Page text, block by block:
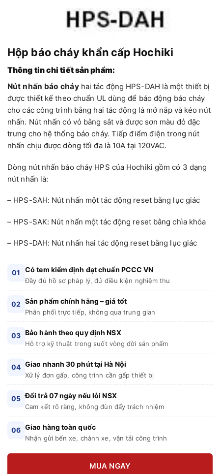
Hộp báo cháy khẩn cấp Hochiki
Thông tin chi tiết sản phẩm:
Nút nhấn báo cháyhai tác động HPS-DAH là một thiết bị
được thiết kế theo chuẩn UL dùng để báo động báo cháy
cho các công trình bằng hai tác động là mở nắp và kéo nút
nhấn. Nút nhấn có vỏ bằng sắt và được sơn màu đỏ đặc
trưng cho hệ thống báo cháy. Tiếp điểm điện trong nút
nhấn chịu được dòng tối đa là 10A tại 120VAC.
Dòng nút nhấn báo cháy HPS của Hochiki gồm có 3 dạng
nút nhấn là:
– HPS-SAH: Nút nhấn một tác động reset bằng lục giác
– HPS-SAK: Nút nhấn một tác động reset bằng chìa khóa
– HPS-DAH: Nút nhấn hai tác động reset bằng lục giác
01 Có tem kiểm định đạt chuẩn PCCC VN
Đầy đủ hồ sơ pháp lý, đủ điều kiện nghiệm thu
02 Sản phẩm chính hãng – giá tốt
Phân phối trực tiếp, không qua trung gian
03 Bảo hành theo quy định NSX
Hỗ trợ kỹ thuật trong suốt vòng đời sản phẩm
04 Giao nhanh 30 phút tại Hà Nội
Xử lý đơn gấp, công trình cần gấp thiết bị
05 Đổi trả 07 ngày nếu lỗi NSX
Cam kết rõ ràng, không đùn đẩy trách nhiệm
06 Giao hàng toàn quốc
Nhận gửi bến xe, chành xe, vận tải công trình
MUA NGAY